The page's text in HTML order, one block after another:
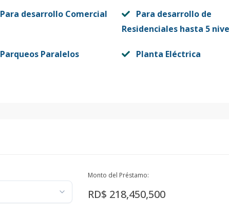
Para desarrollo Comercial
Para desarrollo de
Residenciales hasta 5
Parqueos Paralelos Planta Eléctrica
Monto del Préstamo:
RD$ 218,450,500